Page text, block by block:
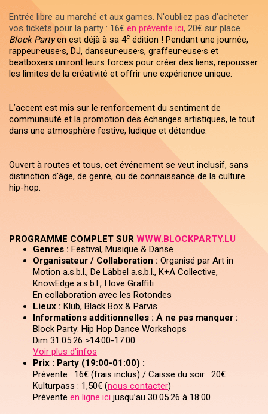
Entrée libre au marché et aux games. N'oubliez pas d'acheter
vos tickets pour la party : 16€ en prévente ici, 20€ sur place.
Block Partyen est déjà à sa 4e édition ! Pendant une journée,
rappeur·euse·s, DJ, danseur·euse·s, graffeur·euse·s et
beatboxers uniront leurs forces pour créer des liens, repousser
les limites de la créativité et offrir une expérience unique.
L’accent est mis sur le renforcement du sentiment de
communauté et la promotion des échanges artistiques, le tout
dans une atmosphère festive, ludique et détendue.
Ouvert à routes et tous, cet événement se veut inclusif, sans
distinction d'âge, de genre, ou de connaissance de la culture
hip-hop.
PROGRAMME COMPLET SUR WWW.BLOCKPARTY.LU
Genres : Festival, Musique & Danse
Organisateur / Collaboration : Organisé par Art in
Motion a.s.b.l., De Läbbel a.s.b.l., K+A Collective,
KnowEdge a.s.b.l., I love Graffiti
En collaboration avec les Rotondes
Lieux : Klub, Black Box & Parvis
Informations additionnelles : À ne pas manquer :
Block Party: Hip Hop Dance Workshops
Dim 31.05.26 >14:00-17:00
Voir plus d'infos
Prix : Party (19:00-01:00) :
Prévente : 16€ (frais inclus) / Caisse du soir : 20€
Kulturpass : 1,50€ (nous contacter)
Prévente en ligne ici jusqu’au 30.05.26 à 18:00